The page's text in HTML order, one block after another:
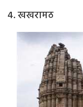
4. खखरामठ